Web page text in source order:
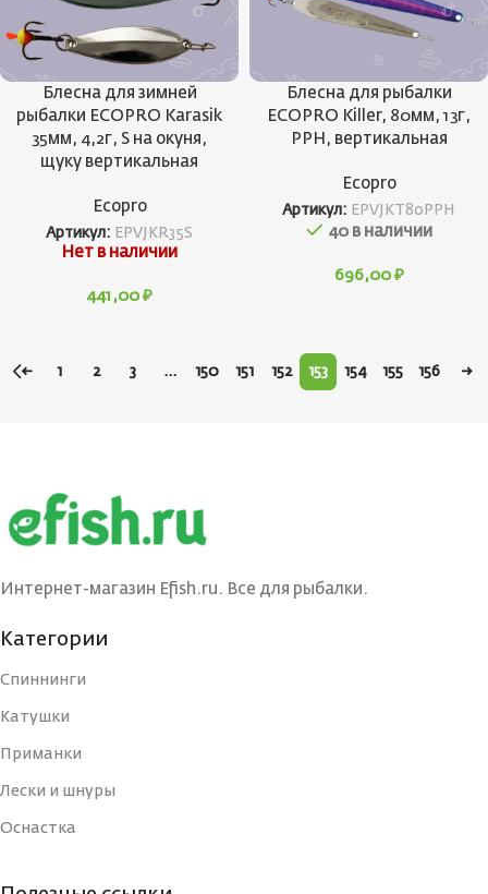
Блесна для зимней
рыбалки ECOPRO Karasik
35мм, 4,2г, S на окуня,
щуку вертикальная
Ecopro
Артикул: EPVJKR35S
Нет в наличии
441,00 ₽
Блесна для рыбалки
ECOPRO Killer, 80мм, 13г,
PPH, вертикальная
Ecopro
Артикул: EPVJKT80PPH
40 в наличии
696,00 ₽
← 1 2 3 … 150 151 152 153 154 155 156 →
Интернет-магазин Efish.ru. Все для рыбалки.
Категории
Спиннинги
Катушки
Приманки
Лески и шнуры
Оснастка